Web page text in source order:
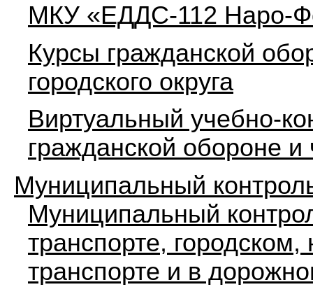
МКУ «ЕДДС-112 Наро-
Курсы гражданской
городского округа
Виртуальный учебно-
гражданской обороне
Муниципальный
Муниципальный
транспорте,
транспорте и в